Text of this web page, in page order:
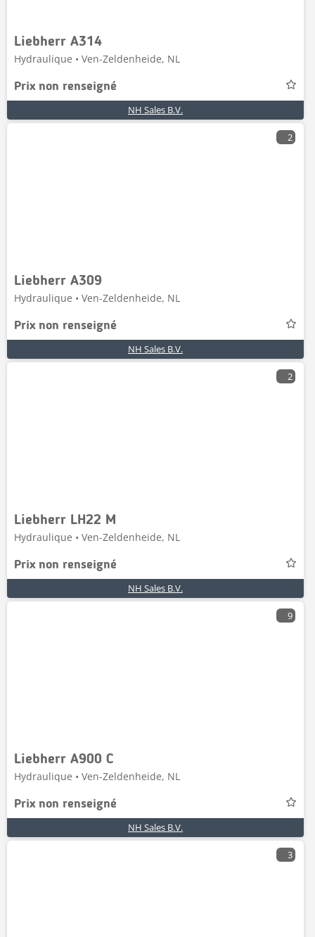
Liebherr A314
Hydraulique • Ven-Zeldenheide, NL
Prix non renseigné
NH Sales B.V.
2
Liebherr A309
Hydraulique • Ven-Zeldenheide, NL
Prix non renseigné
NH Sales B.V.
2
Liebherr LH22 M
Hydraulique • Ven-Zeldenheide, NL
Prix non renseigné
NH Sales B.V.
9
Liebherr A900 C
Hydraulique • Ven-Zeldenheide, NL
Prix non renseigné
NH Sales B.V.
3